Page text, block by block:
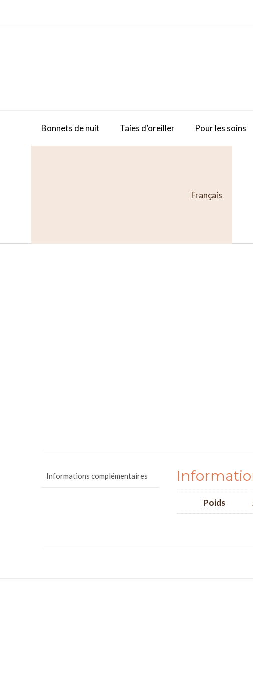
Bonnets de nuit Taies d’oreiller Pour les soins
Français
Informations complémentaires
Poids